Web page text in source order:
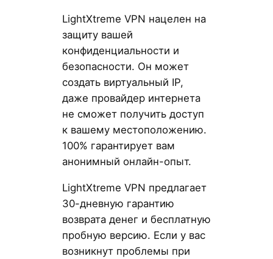
LightXtreme VPN нацелен на
защиту вашей
конфиденциальности и
безопасности. Он может
создать виртуальный IP,
даже провайдер интернета
не сможет получить доступ
к вашему местоположению.
100% гарантирует вам
анонимный онлайн-опыт.
LightXtreme VPN предлагает
30-дневную гарантию
возврата денег и бесплатную
пробную версию. Если у вас
возникнут проблемы при